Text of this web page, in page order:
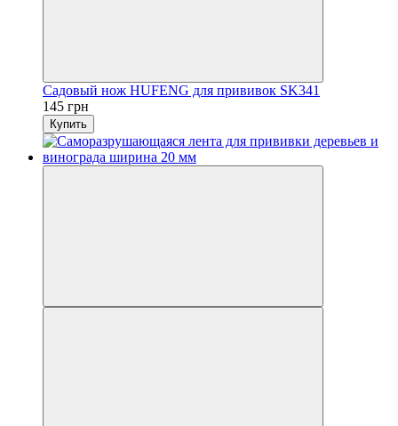
Садовый нож HUFENG для прививок SK341
145 грн
Купить